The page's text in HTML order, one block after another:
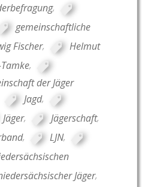
,
gemeinschaftliche
Fischer,
Helmut
,
der Jäger
Jagd,
Jäger, Jägerschaft,
, LJN,
Jäger,